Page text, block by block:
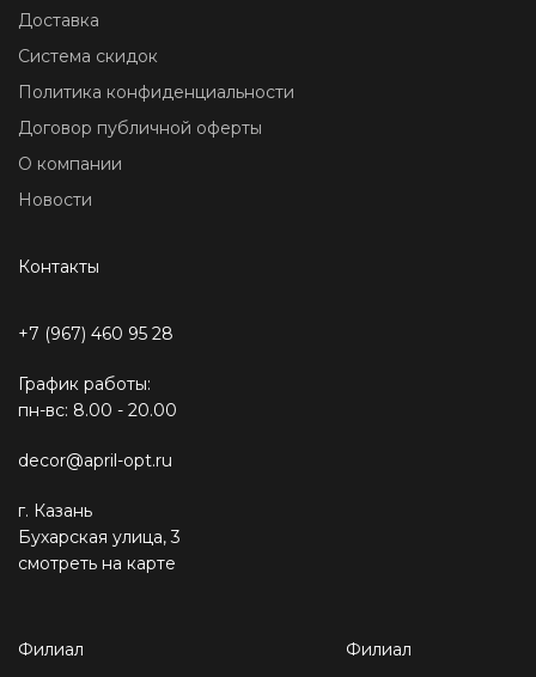
Доставка
Система скидок
Политика конфиденциальности
Договор публичной оферты
О компании
Новости
Контакты
+7 (967) 460 95 28
График работы:
пн-вс: 8.00 - 20.00
decor@april-opt.ru
г. Казань
Бухарская улица, 3
смотреть на карте
Филиал Филиал